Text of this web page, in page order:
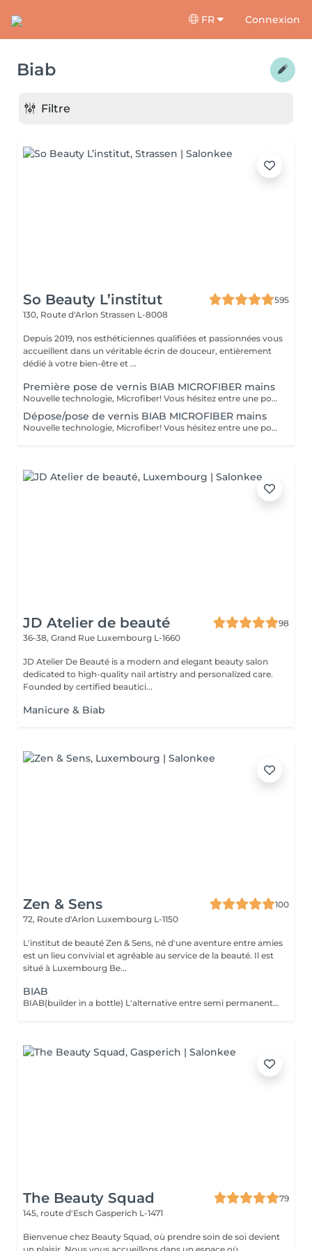
FR Connexion
Biab
Filtre
So Beauty L’institut
595
130, Route d'Arlon Strassen L-8008
Depuis 2019, nos esthéticiennes qualifiées et passionnées vous
accueillent dans un véritable écrin de douceur, entièrement
dédié à votre bien-être et ...
Première pose de vernis BIAB MICROFIBER mains
Nouvelle technologie, Microfiber! Vous hésitez entre une pose de vernis permanent et la manucure gel ? Vos ongles sont cassants, mous, rongés et fragilisés par les poses du gel ou du semi-permanent ? Vous ne parvenez pas à garder une jolie longueur ? Contrairement au gel semi-permanent, le BIAB est dépourvu d'actifs chimiques susceptibles d'abîmer les ongles et est certifié vegan et cruelty-free. Découvrez votre nouvelle manucure chouchou: Le BIAB. Un traitement sain et efficace pour renforcer vos ongles et leur offrir une nouvelle santé! Enrichi en fibres synthétiques pour la résistance et la flexibilité, en vitamine E et calcium pour les soigner, le BIAB vous apporte une très bonne adhérence même sur les ongles difficiles. Grâce à sa couche de base extra forte et durable, le BIAB vous apportera une tenue de 3 à 4 semaines.
Dépose/pose de vernis BIAB MICROFIBER mains
Nouvelle technologie, Microfiber! Vous hésitez entre une pose de vernis permanent et la manucure gel ? Vos ongles sont cassants, mous, rongés et fragilisés par les poses du gel ou du semi-permanent ? Vous ne parvenez pas à garder une jolie longueur ? Contrairement au gel semi-permanent, le BIAB est dépourvu d'actifs chimiques susceptibles d'abîmer les ongles et est certifié vegan et cruelty-free. Découvrez votre nouvelle manucure chouchou: Le BIAB. Un traitement sain et efficace pour renforcer vos ongles et leur offrir une nouvelle santé! Enrichi en fibres synthétiques pour la résistance et la flexibilité, en vitamine E et calcium pour les soigner, le BIAB vous apporte une très bonne adhérence même sur les ongles difficiles. Grâce à sa couche de base extra forte et durable, le BIAB vous apportera une tenue de 3 à 4 semaines.
JD Atelier de beauté
98
36-38, Grand Rue Luxembourg L-1660
JD Atelier De Beauté is a modern and elegant beauty salon
dedicated to high-quality nail artistry and personalized care.
Founded by certified beautici...
Manicure & Biab
Zen & Sens
100
72, Route d'Arlon Luxembourg L-1150
L'institut de beauté Zen & Sens, né d'une aventure entre amies
est un lieu convivial et agréable au service de la beauté. Il est
situé à Luxembourg Be...
BIAB
BIAB(builder in a bottle) L'alternative entre semi permanent et gel, le tout dans une formule vegan et sans actifs chimiques agressifs. Il combine les avantages du semi-permanent par sa rapidité et ceux du gel par sa solidité. Grace a lui l'ongle est uniforme,il peut etre rallongé et fortifié.
The Beauty Squad
79
145, route d'Esch Gasperich L-1471
Bienvenue chez Beauty Squad, où prendre soin de soi devient